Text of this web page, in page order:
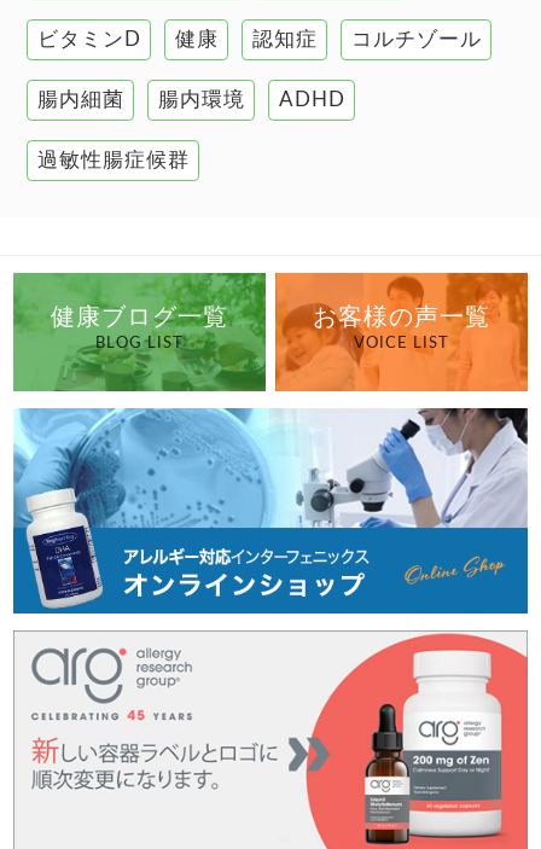
自己免疫疾患
高血圧
ビタミンD 健康 認知症 コルチゾール
腸内細菌 腸内環境 ADHD
過敏性腸症候群
健康ブログ一覧
BLOG LIST
お客様の声一覧
VOICE LIST